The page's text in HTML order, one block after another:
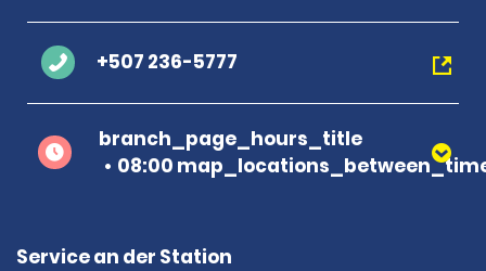
+507 236-5777
branch_page_hours_title
08:00
Service an der Station